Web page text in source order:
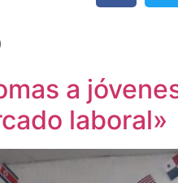
a
laboral»